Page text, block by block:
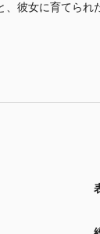
彼女に育てられ